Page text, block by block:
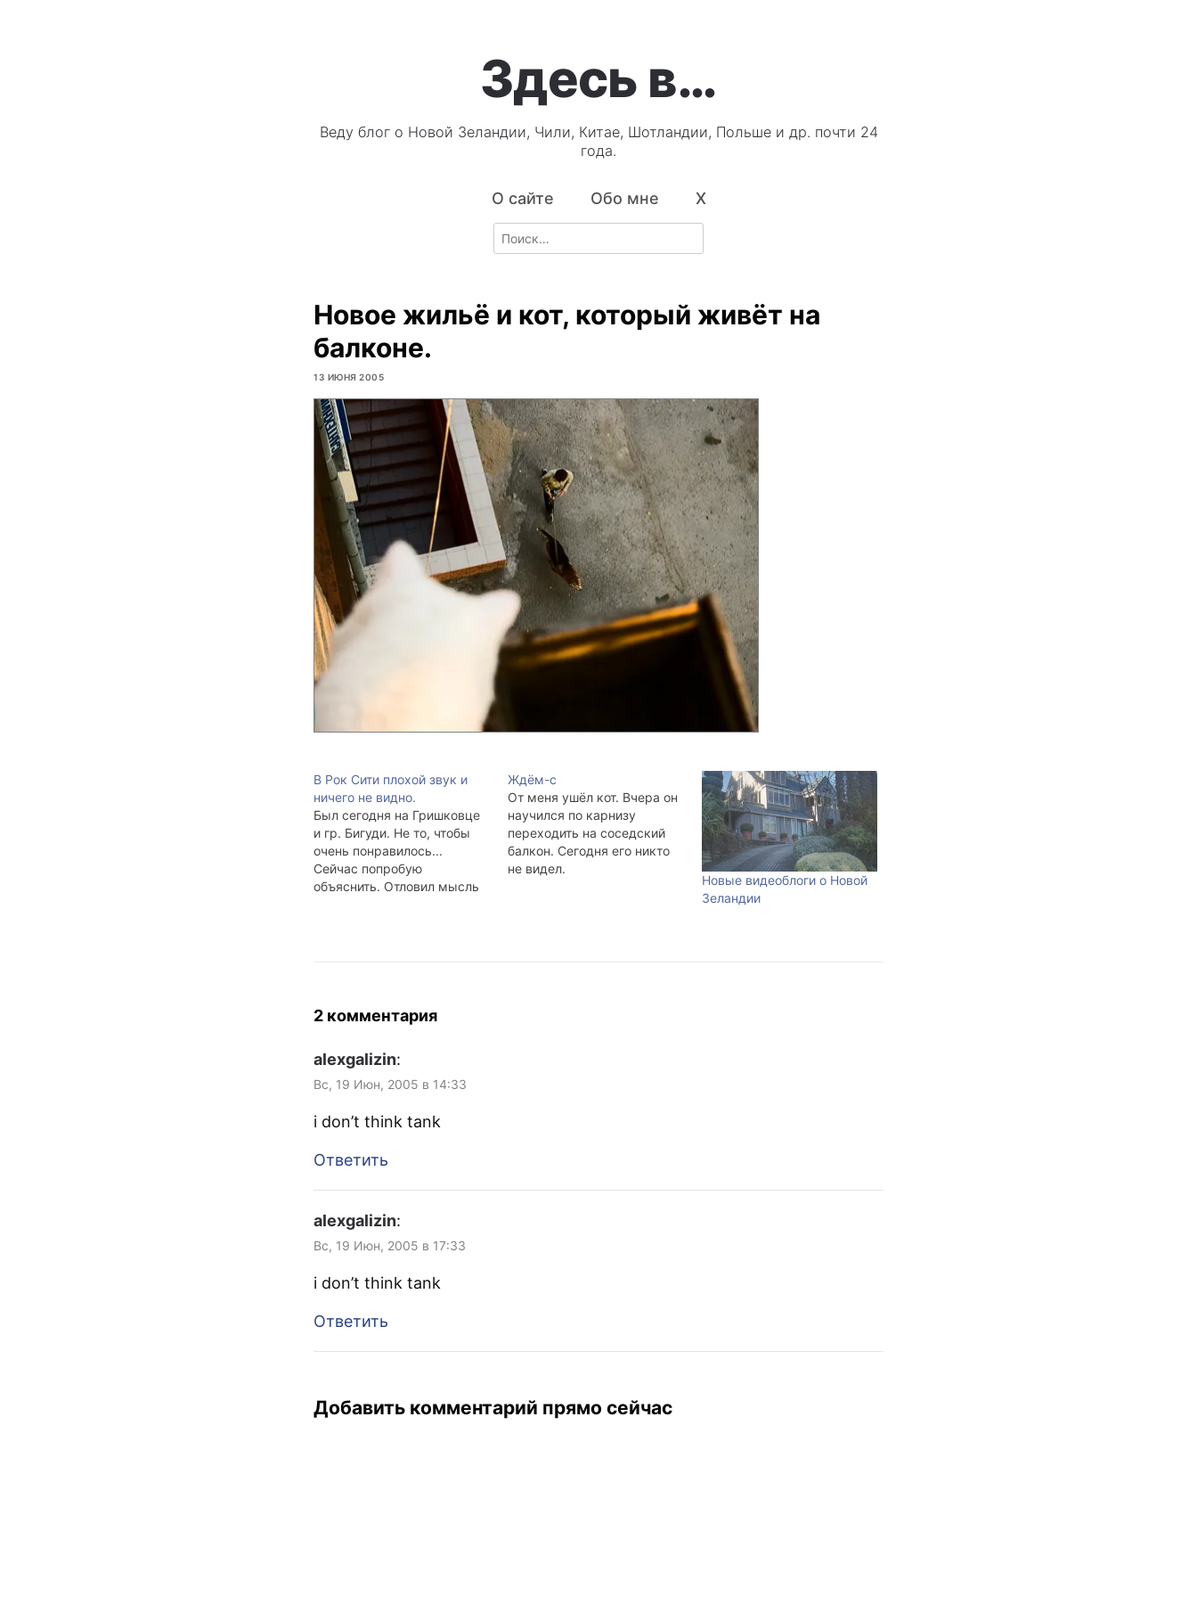
Здесь в…
Веду блог о Новой Зеландии, Чили, Китае, Шотландии, Польше и др. почти 24
года.
О сайте Обо мне X
Search
for:
Новое жильё и кот, который живёт на
балконе.
13 ИЮНЯ 2005
В Рок Сити плохой звук и
ничего не видно.
Был сегодня на Гришковце
и гр. Бигуди. Не то, чтобы
очень понравилось...
Сейчас попробую
объяснить. Отловил мысль
для полноценной
культпрограммы.
сейчас спит рядом на
диване взяла…
Ждём-с
От меня ушёл кот. Вчера он
научился по карнизу
переходить на соседский
балкон. Сегодня его никто
не видел.
Новые видеоблоги о Новой
Зеландии
2 комментария
alexgalizin:
Вс, 19 Июн, 2005 в 14:33
i don’t think tank
Ответить
alexgalizin:
Вс, 19 Июн, 2005 в 17:33
i don’t think tank
Ответить
Добавить комментарий прямо сейчас